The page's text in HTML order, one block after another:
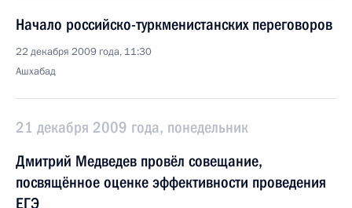
Начало российско-туркменистанских переговоров
22 декабря 2009 года, 11:30
Ашхабад
21 декабря 2009 года, понедельник
Дмитрий Медведев провёл совещание,
посвящённое оценке эффективности проведения
ЕГЭ